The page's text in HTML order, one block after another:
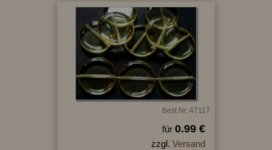
Best.Nr.:47117
für 0.99 €
zzgl. Versand